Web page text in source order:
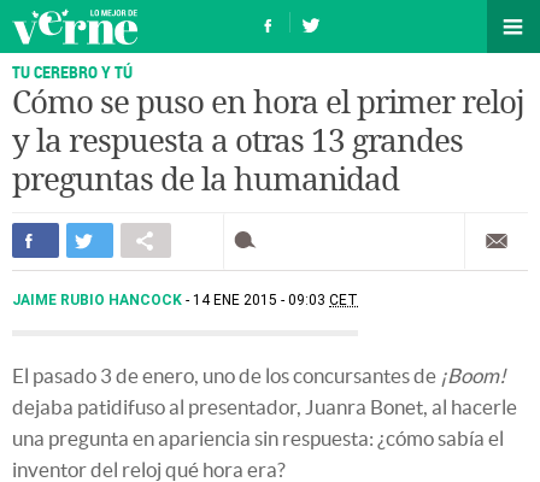
TU CEREBRO Y TÚ
Cómo se puso en hora el primer reloj
y la respuesta a otras 13 grandes
preguntas de la humanidad
JAIME RUBIO HANCOCK 14 ENE 2015 - 09:03 CET
El pasado 3 de enero, uno de los concursantes de ¡Boom!
dejaba patidifuso al presentador, Juanra Bonet, al hacerle
una pregunta en apariencia sin respuesta: ¿cómo sabía el
inventor del reloj qué hora era?